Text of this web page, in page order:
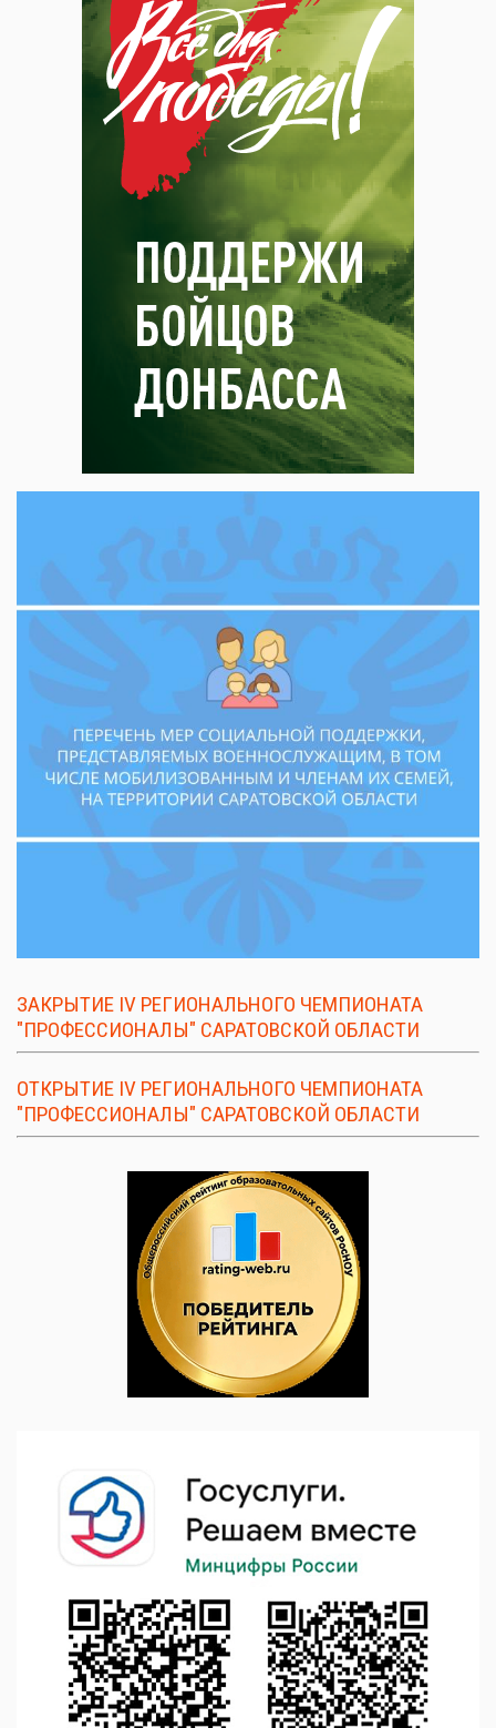
ЗАКРЫТИЕ IV РЕГИОНАЛЬНОГО ЧЕМПИОНАТА
"ПРОФЕССИОНАЛЫ" САРАТОВСКОЙ ОБЛАСТИ
ОТКРЫТИЕ IV РЕГИОНАЛЬНОГО ЧЕМПИОНАТА
"ПРОФЕССИОНАЛЫ" САРАТОВСКОЙ ОБЛАСТИ